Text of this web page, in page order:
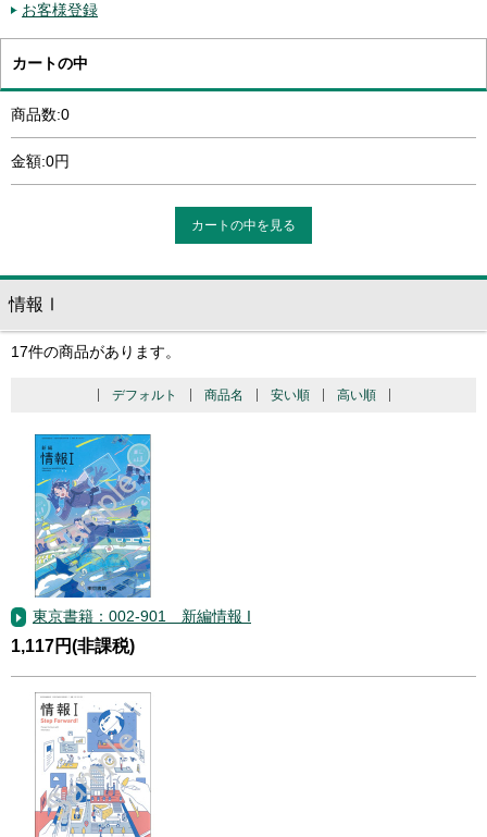
お客様登録
カートの中
商品数:0
金額:0円
カートの中を見る
情報Ⅰ
17件の商品があります。
デフォルト 商品名 安い順 高い順
東京書籍：002-901 新編情報 I
1,117円(非課税)